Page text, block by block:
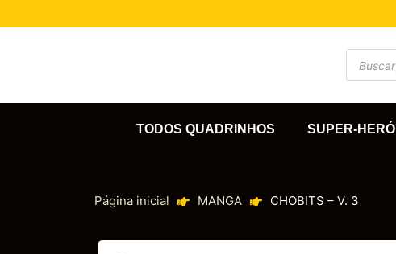
TODOS QUADRINHOS SUPER-HERÓI
Página inicial MANGA CHOBITS – V. 3